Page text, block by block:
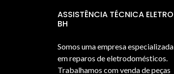
ASSISTÊNCIA TÉCNICA ELETRO
BH
Somos uma empresa especializada
em reparos de eletrodomésticos.
Trabalhamos com venda de peças